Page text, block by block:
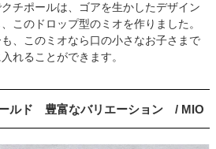
チポールは、ゴアを生かしたデザイン
このドロップ型のミオを作りました。
、このミオなら口の小さなお子さまで
れることができます。
ールド 豊富なバリエーション / MIO